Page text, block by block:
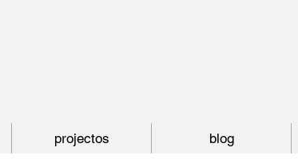
projectos blog